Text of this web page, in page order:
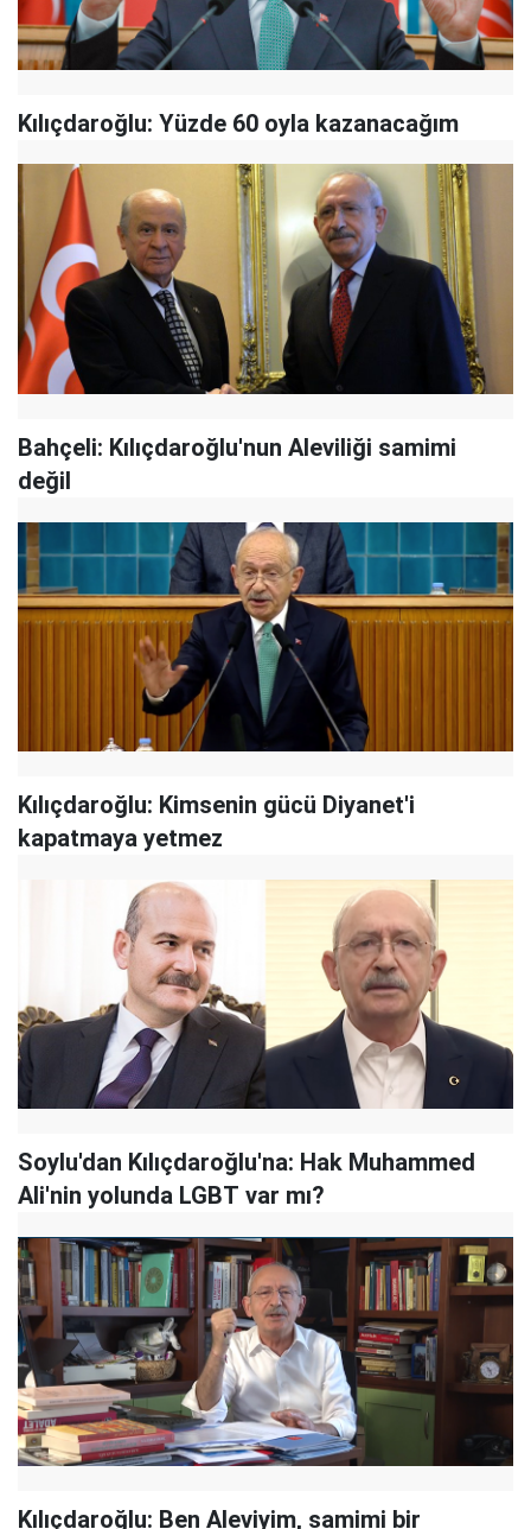
Kılıçdaroğlu: Yüzde 60 oyla kazanacağım
Bahçeli: Kılıçdaroğlu'nun Aleviliği samimi
değil
Kılıçdaroğlu: Kimsenin gücü Diyanet'i
kapatmaya yetmez
Soylu'dan Kılıçdaroğlu'na: Hak Muhammed
Ali'nin yolunda LGBT var mı?
Kılıçdaroğlu: Ben Aleviyim, samimi bir